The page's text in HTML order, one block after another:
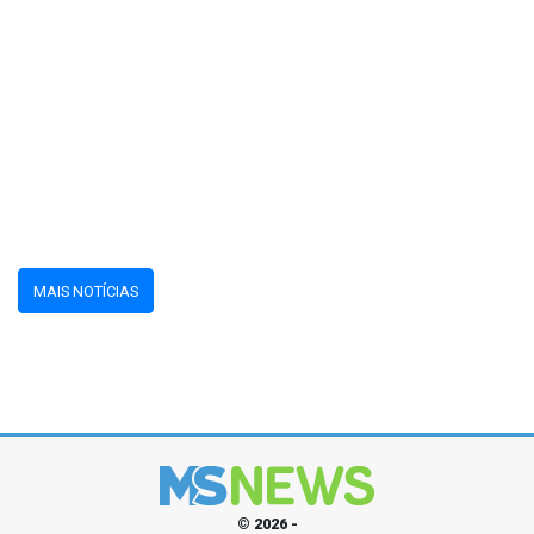
MAIS NOTÍCIAS
© 2026 -